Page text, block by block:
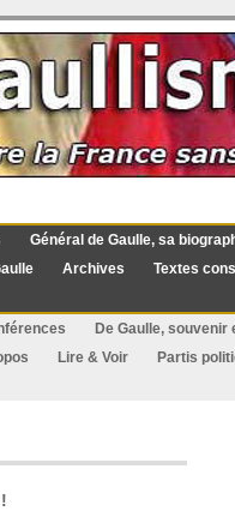
Général de Gaulle, sa
Archives Textes
De Gaulle, souvenir
Lire & Voir Partis